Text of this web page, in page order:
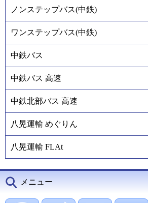
ノンステップバス(中鉄)
ワンステップバス(中鉄)
中鉄バス
中鉄バス 高速
中鉄北部バス 高速
八晃運輸 めぐりん
八晃運輸 FLAt
メニュー